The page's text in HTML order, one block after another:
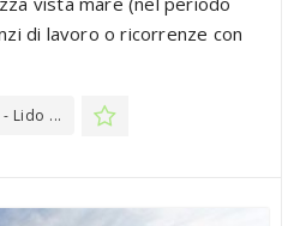
di lavoro o ricorrenze con
Lido ...